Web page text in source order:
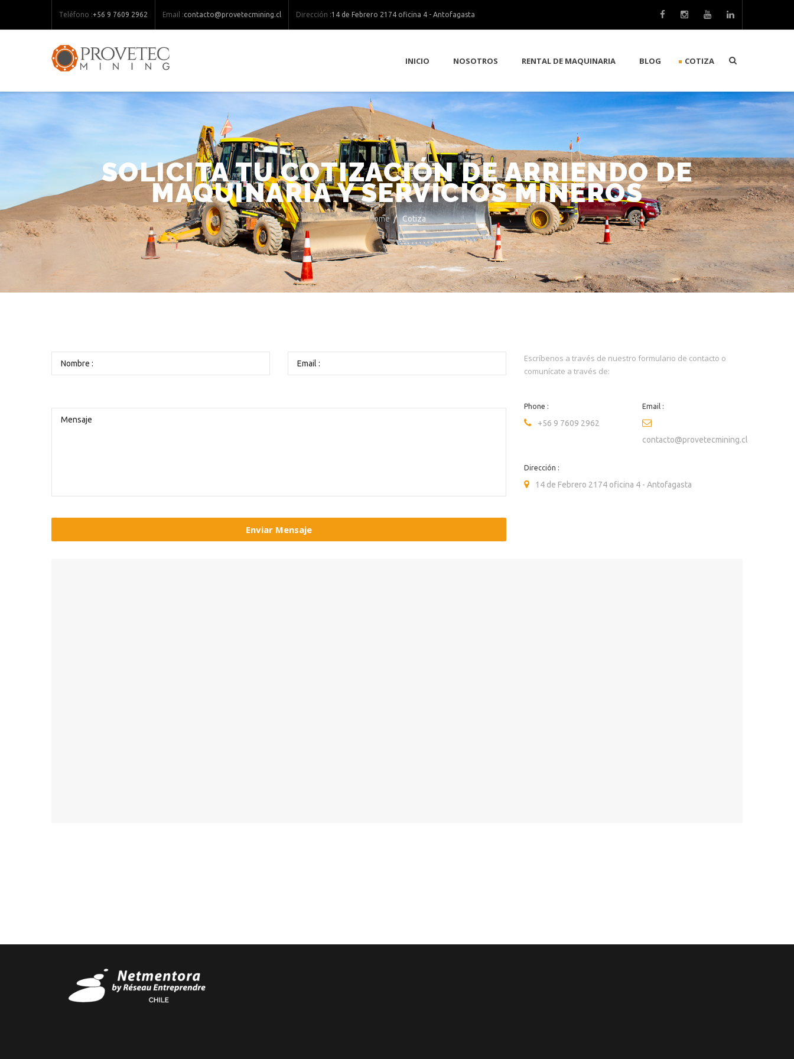
Teléfono :+56 9 7609 2962 Email :contacto@provetecmining.cl Dirección :14 de Febrero 2174 oficina 4 - Antofagasta
INICIO NOSOTROS RENTAL DE MAQUINARIA BLOG COTIZA
SOLICITA TU COTIZACIÓN DE ARRIENDO DE
MAQUINARIA Y SERVICIOS MINEROS
Home / Cotiza
Escríbenos a través de nuestro formulario de contacto o
comunícate a través de:
Phone :
+56 9 7609 2962
Email :
contacto@provetecmining.cl
Dirección :
14 de Febrero 2174 oficina 4 - Antofagasta